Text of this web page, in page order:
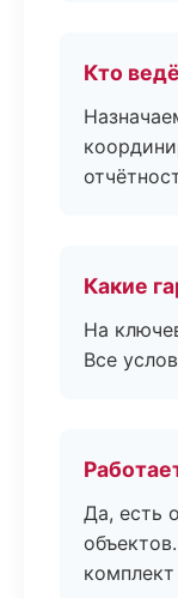
Кто
Какие
На
Все
Да, есть